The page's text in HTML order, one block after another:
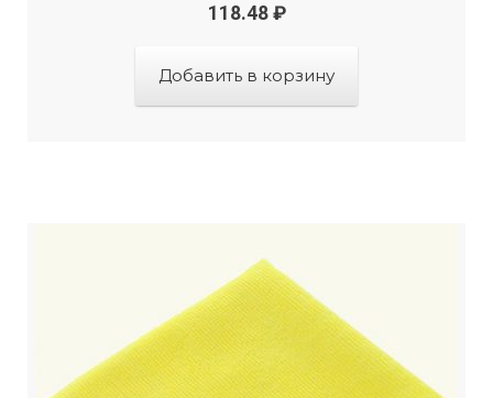
118.48 ₽
Добавить в корзину